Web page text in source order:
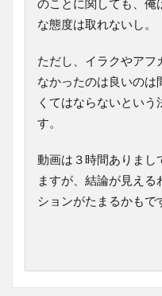
のことに関しても、俺
な態度は取れないし。
ただし、イラクやアフ
なかったのは良いのは
くてはならないとい
す。
動画は３時間ありまし
ますが、結論が見え
ションがたまるかもで